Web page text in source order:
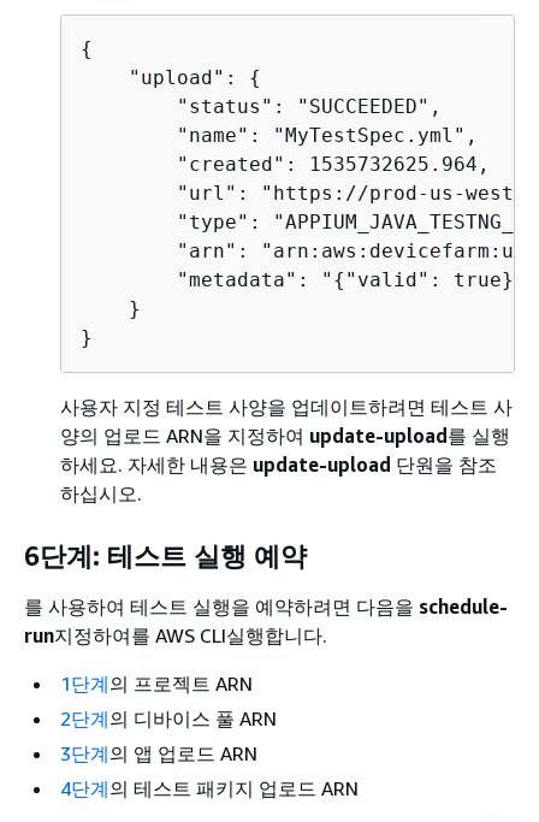
{
    "upload":
{
        "status": "SUCCEEDED",
        "name": "MyTestSpec.yml",
        "created": 1535732625.964,
"url": "https://prod-us-
"type":
"arn":
        "metadata": "
{ "valid": true}"
    }
}
사용자 지정 테스트 사양을 업데이트하려면 테스트 사
양의 업로드 ARN을 지정하여 update-upload를 실행
하세요. 자세한 내용은 update-upload 단원을 참조
하십시오.
6단계: 테스트 실행 예약
를 사용하여 테스트 실행을 예약하려면 다음을 schedule-
run지정하여를 AWS CLI실행합니다.
1단계의 프로젝트 ARN
2단계의 디바이스 풀 ARN
3단계의 앱 업로드 ARN
4단계의 테스트 패키지 업로드 ARN